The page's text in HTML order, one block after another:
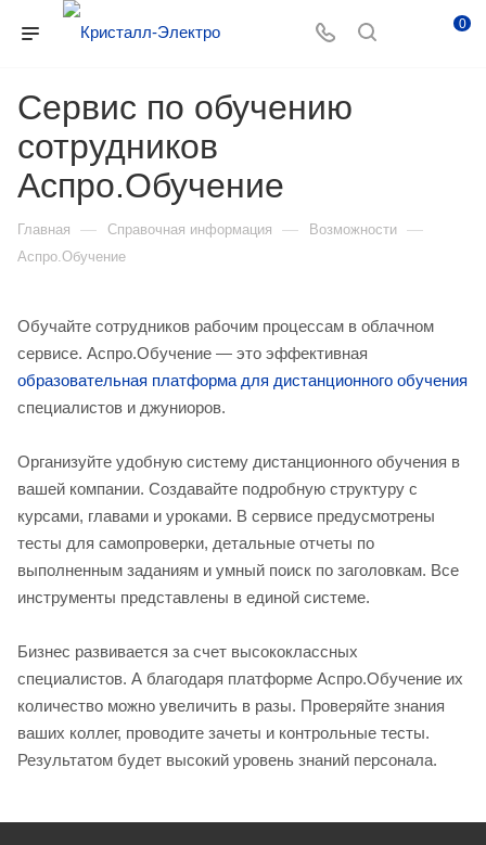
0
Сервис по обучению
сотрудников
Аспро.Обучение
Главная — Справочная информация — Возможности —
Аспро.Обучение
Обучайте сотрудников рабочим процессам в облачном
сервисе. Аспро.Обучение — это эффективная
образовательная платформа для дистанционного обучения
специалистов и джуниоров.
Организуйте удобную систему дистанционного обучения в
вашей компании. Создавайте подробную структуру с
курсами, главами и уроками. В сервисе предусмотрены
тесты для самопроверки, детальные отчеты по
выполненным заданиям и умный поиск по заголовкам. Все
инструменты представлены в единой системе.
Бизнес развивается за счет высококлассных
специалистов. А благодаря платформе Аспро.Обучение их
количество можно увеличить в разы. Проверяйте знания
ваших коллег, проводите зачеты и контрольные тесты.
Результатом будет высокий уровень знаний персонала.